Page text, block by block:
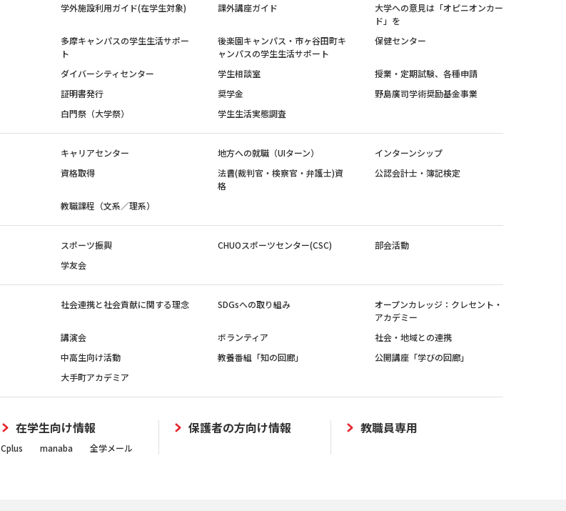
学外施設利用ガイド(在学生対象)
課外講座ガイド
大学への意見は「オピニオンカー
ド」を
多摩キャンパスの学生生活サポー
ト
後楽園キャンパス・市ヶ谷田町キ
ャンパスの学生生活サポート
保健センター
ダイバーシティセンター 学生相談室
授業・定期試験、各種申請
証明書発行
奨学金
野島廣司学術奨励基金事業
白門祭（大学祭）
学生生活実態調査
キャリアセンター 地方への就職（UIターン）
インターンシップ
資格取得
法曹(裁判官・検察官・弁護士)資
格
公認会計士・簿記検定
教職課程（文系／理系）
スポーツ振興 CHUOスポーツセンター(CSC)
部会活動
学友会
社会連携と社会貢献に関する理念 SDGsへの取り組み
オープンカレッジ：クレセント・
アカデミー
講演会
ボランティア
社会・地域との連携
中高生向け活動
教養番組「知の回廊」
公開講座「学びの回廊」
大手町アカデミア
在学生向け情報
Cplus manaba 全学メール
保護者の方向け情報 教職員専用